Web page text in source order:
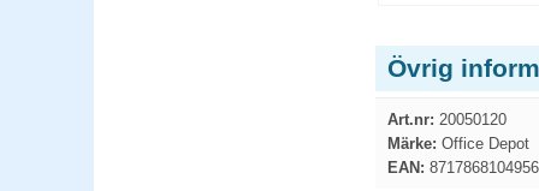
Övrig
Art.nr: 20050120
Märke: Office Depot
EAN: 8717868104956